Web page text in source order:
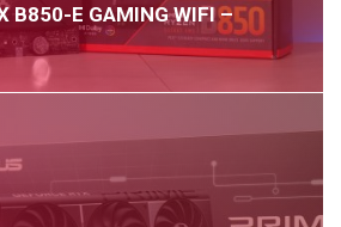
B850-E GAMING WIFI –